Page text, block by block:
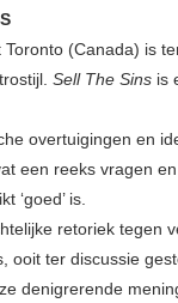
Toronto (Canada) is
Sell The Sins is
overtuigingen en
een reeks vragen
‘goed’ is.
retoriek tegen
ooit ter discussie
denigrerende